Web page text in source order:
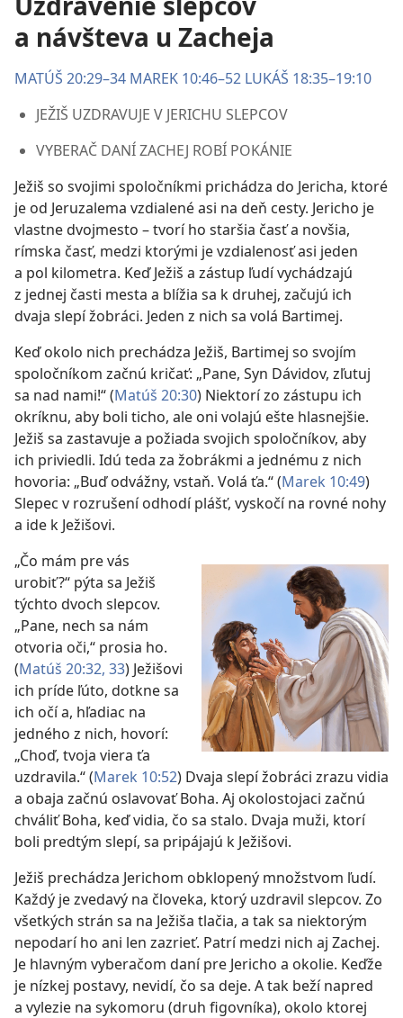
a návšteva u Zacheja
MATÚŠ 20:29–34 MAREK 10:46–52 LUKÁŠ 18:35–19:10
JEŽIŠ UZDRAVUJE V JERICHU SLEPCOV
VYBERAČ DANÍ ZACHEJ ROBÍ POKÁNIE
Ježiš so svojimi spoločníkmi prichádza do Jericha, ktoré
je od Jeruzalema vzdialené asi na deň cesty. Jericho je
vlastne dvojmesto – tvorí ho staršia časť a novšia,
rímska časť, medzi ktorými je vzdialenosť asi jeden
a pol kilometra. Keď Ježiš a zástup ľudí vychádzajú
z jednej časti mesta a blížia sa k druhej, začujú ich
dvaja slepí žobráci. Jeden z nich sa volá Bartimej.
Keď okolo nich prechádza Ježiš, Bartimej so svojím
spoločníkom začnú kričať: „Pane, Syn Dávidov, zľutuj
sa nad nami!“ (Matúš 20:30) Niektorí zo zástupu ich
okríknu, aby boli ticho, ale oni volajú ešte hlasnejšie.
Ježiš sa zastavuje a požiada svojich spoločníkov, aby
ich priviedli. Idú teda za žobrákmi a jednému z nich
hovoria: „Buď odvážny, vstaň. Volá ťa.“ (Marek 10:49)
Slepec v rozrušení odhodí plášť, vyskočí na rovné nohy
a ide k Ježišovi.
„Čo mám pre vás
urobiť?“ pýta sa Ježiš
týchto dvoch slepcov.
„Pane, nech sa nám
otvoria oči,“ prosia ho.
(Matúš 20:32, 33) Ježišovi
ich príde ľúto, dotkne sa
ich očí a, hľadiac na
jedného z nich, hovorí:
„Choď, tvoja viera ťa
uzdravila.“ (Marek 10:52) Dvaja slepí žobráci zrazu vidia
a obaja začnú oslavovať Boha. Aj okolostojaci začnú
chváliť Boha, keď vidia, čo sa stalo. Dvaja muži, ktorí
boli predtým slepí, sa pripájajú k Ježišovi.
Ježiš prechádza Jerichom obklopený množstvom ľudí.
Každý je zvedavý na človeka, ktorý uzdravil slepcov. Zo
všetkých strán sa na Ježiša tlačia, a tak sa niektorým
nepodarí ho ani len zazrieť. Patrí medzi nich aj Zachej.
Je hlavným vyberačom daní pre Jericho a okolie. Keďže
je nízkej postavy, nevidí, čo sa deje. A tak beží napred
a vylezie na sykomoru (druh figovníka), okolo ktorej